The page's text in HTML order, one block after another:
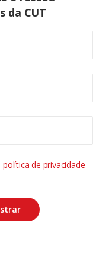
da CUT
política de privacidade